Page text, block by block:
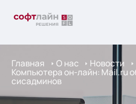
Главная О нас Новости
Компьютера он-лайн: Mail.ru
сисадминов